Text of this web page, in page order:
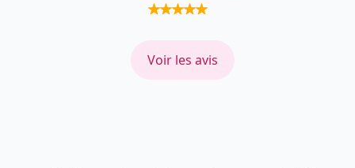
Voir les avis